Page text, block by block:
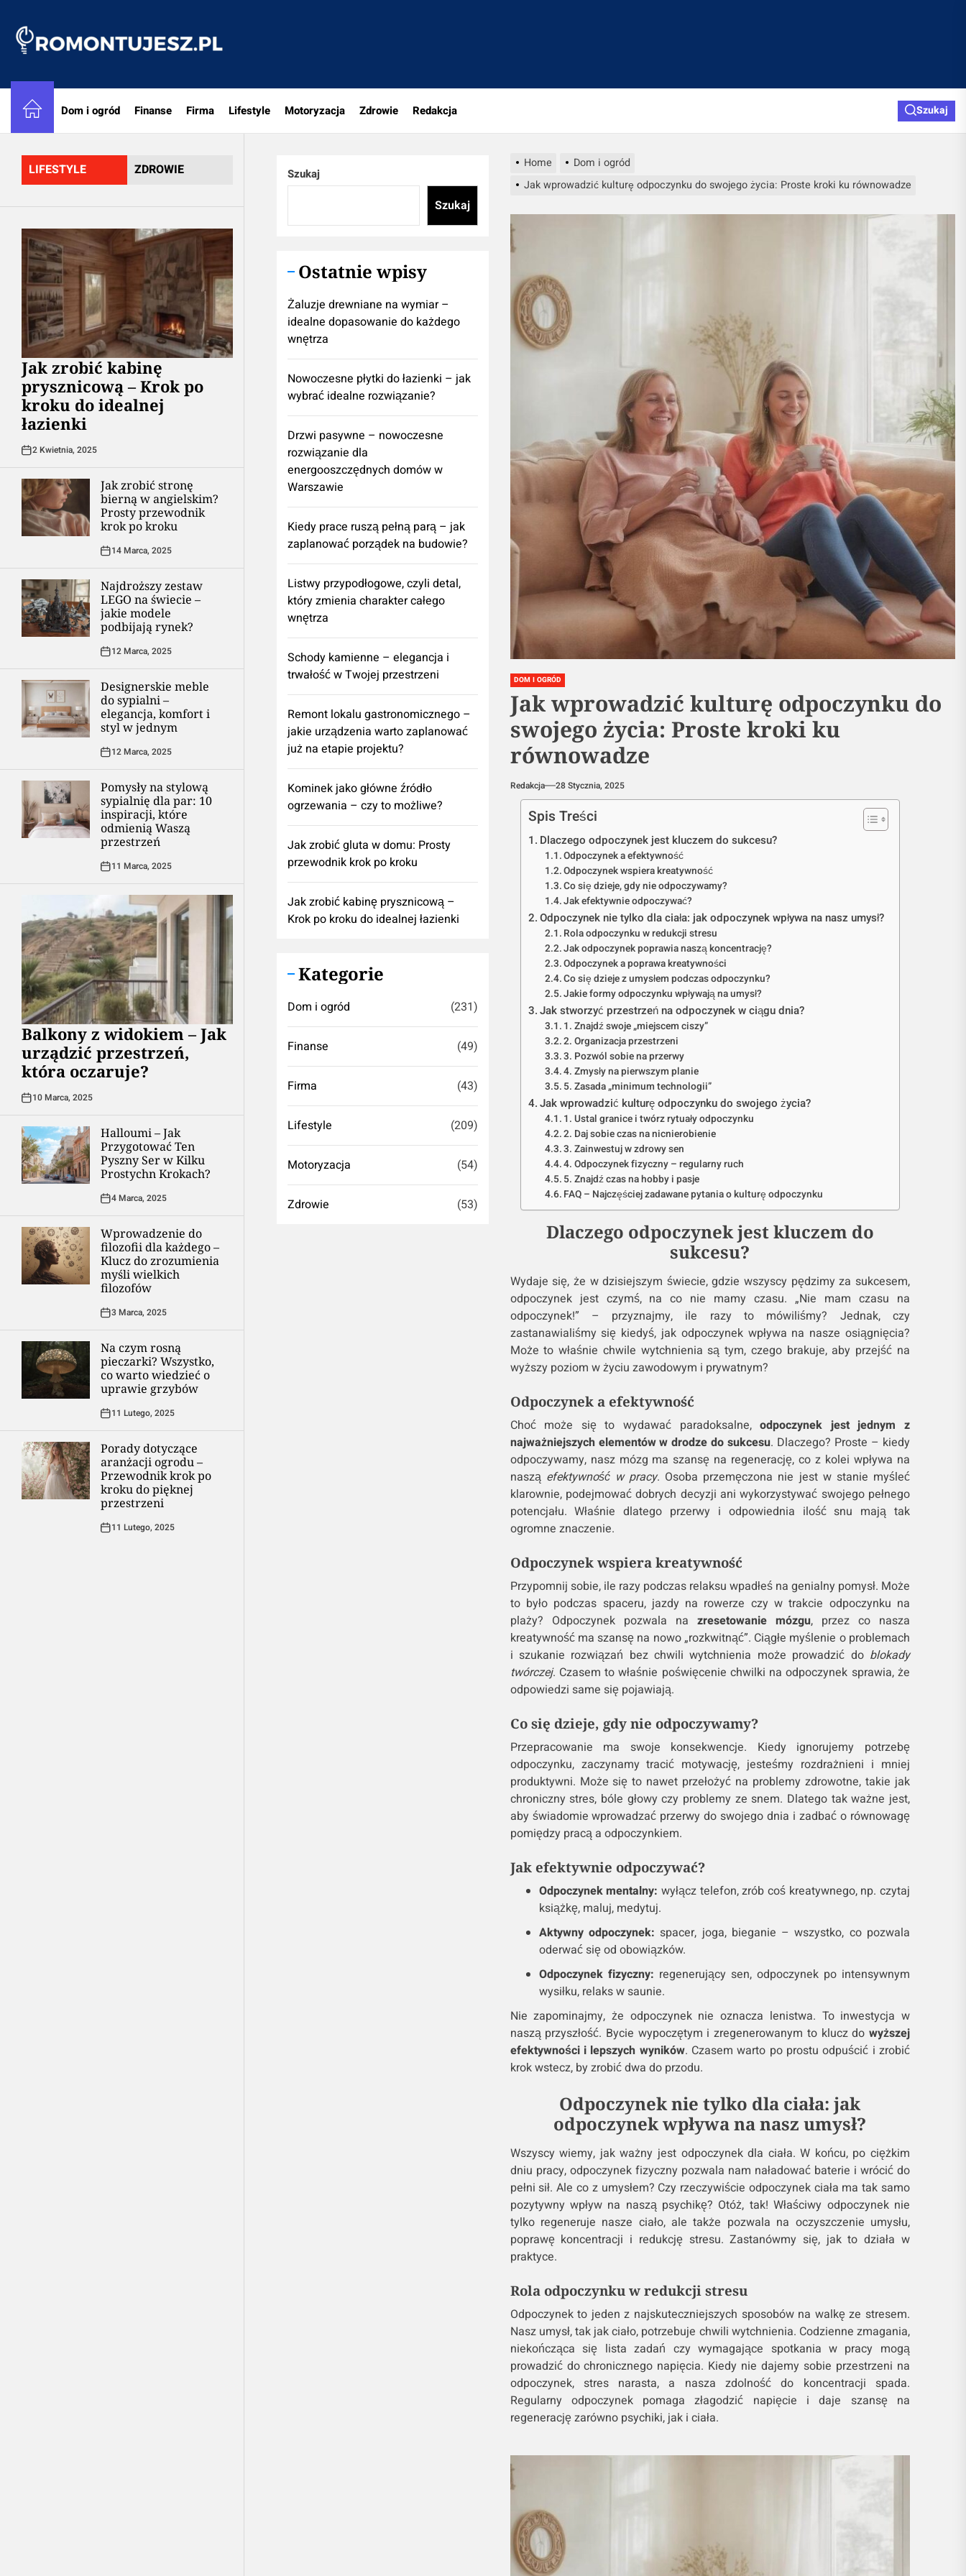
content
Dom i ogród Finanse Firma Lifestyle Motoryzacja Zdrowie Redakcja Szukaj
LIFESTYLE ZDROWIE
Jak zrobić kabinę
prysznicową – Krok po
kroku do idealnej
łazienki
2 Kwietnia, 2025
Jak zrobić stronę
bierną w angielskim?
Prosty przewodnik
krok po kroku
14 Marca, 2025
Najdroższy zestaw
LEGO na świecie –
jakie modele
podbijają rynek?
12 Marca, 2025
Designerskie meble
do sypialni –
elegancja, komfort i
styl w jednym
12 Marca, 2025
Pomysły na stylową
sypialnię dla par: 10
inspiracji, które
odmienią Waszą
przestrzeń
11 Marca, 2025
Balkony z widokiem – Jak
urządzić przestrzeń,
która oczaruje?
10 Marca, 2025
Halloumi – Jak
Przygotować Ten
Pyszny Ser w Kilku
Prostychn Krokach?
4 Marca, 2025
Wprowadzenie do
filozofii dla każdego –
Klucz do zrozumienia
myśli wielkich
filozofów
3 Marca, 2025
Na czym rosną
pieczarki? Wszystko,
co warto wiedzieć o
uprawie grzybów
11 Lutego, 2025
Porady dotyczące
aranżacji ogrodu –
Przewodnik krok po
kroku do pięknej
przestrzeni
11 Lutego, 2025
Home
Dom i ogród
Jak wprowadzić kulturę odpoczynku do swojego życia: Proste kroki ku równowadze
DOM I OGRÓD
Jak wprowadzić kulturę odpoczynku do
swojego życia: Proste kroki ku
równowadze
Redakcja 28 Stycznia, 2025
Spis Treści
Dlaczego odpoczynek jest kluczem do sukcesu?
Odpoczynek a efektywność
Odpoczynek wspiera kreatywność
Co się dzieje, gdy nie odpoczywamy?
Jak efektywnie odpoczywać?
Odpoczynek nie tylko dla ciała: jak odpoczynek wpływa na nasz umysł?
Rola odpoczynku w redukcji stresu
Jak odpoczynek poprawia naszą koncentrację?
Odpoczynek a poprawa kreatywności
Co się dzieje z umysłem podczas odpoczynku?
Jakie formy odpoczynku wpływają na umysł?
Jak stworzyć przestrzeń na odpoczynek w ciągu dnia?
1. Znajdź swoje „miejscem ciszy”
2. Organizacja przestrzeni
3. Pozwól sobie na przerwy
4. Zmysły na pierwszym planie
5. Zasada „minimum technologii”
Jak wprowadzić kulturę odpoczynku do swojego życia?
1. Ustal granice i twórz rytuały odpoczynku
2. Daj sobie czas na nicnierobienie
3. Zainwestuj w zdrowy sen
4. Odpoczynek fizyczny – regularny ruch
5. Znajdź czas na hobby i pasje
FAQ – Najczęściej zadawane pytania o kulturę odpoczynku
Dlaczego odpoczynek jest kluczem do
sukcesu?
Wydaje się, że w dzisiejszym świecie, gdzie wszyscy pędzimy za sukcesem,
odpoczynek jest czymś, na co nie mamy czasu. „Nie mam czasu na
odpoczynek!” – przyznajmy, ile razy to mówiliśmy? Jednak, czy
zastanawialiśmy się kiedyś, jak odpoczynek wpływa na nasze osiągnięcia?
Może to właśnie chwile wytchnienia są tym, czego brakuje, aby przejść na
wyższy poziom w życiu zawodowym i prywatnym?
Odpoczynek a efektywność
Choć może się to wydawać paradoksalne,odpoczynek jest jednym z
najważniejszych elementów w drodze do sukcesu. Dlaczego? Proste – kiedy
odpoczywamy, nasz mózg ma szansę na regenerację, co z kolei wpływa na
naszą efektywność w pracy. Osoba przemęczona nie jest w stanie myśleć
klarownie, podejmować dobrych decyzji ani wykorzystywać swojego pełnego
potencjału. Właśnie dlatego przerwy i odpowiednia ilość snu mają tak
ogromne znaczenie.
Odpoczynek wspiera kreatywność
Przypomnij sobie, ile razy podczas relaksu wpadłeś na genialny pomysł. Może
to było podczas spaceru, jazdy na rowerze czy w trakcie odpoczynku na
plaży? Odpoczynek pozwala na zresetowanie mózgu, przez co nasza
kreatywność ma szansę na nowo „rozkwitnąć”. Ciągłe myślenie o problemach
i szukanie rozwiązań bez chwili wytchnienia może prowadzić do blokady
twórczej. Czasem to właśnie poświęcenie chwilki na odpoczynek sprawia, że
odpowiedzi same się pojawiają.
Co się dzieje, gdy nie odpoczywamy?
Przepracowanie ma swoje konsekwencje. Kiedy ignorujemy potrzebę
odpoczynku, zaczynamy tracić motywację, jesteśmy rozdrażnieni i mniej
produktywni. Może się to nawet przełożyć na problemy zdrowotne, takie jak
chroniczny stres, bóle głowy czy problemy ze snem. Dlatego tak ważne jest,
aby świadomie wprowadzać przerwy do swojego dnia i zadbać o równowagę
pomiędzy pracą a odpoczynkiem.
Jak efektywnie odpoczywać?
Odpoczynek mentalny: wyłącz telefon, zrób coś kreatywnego, np. czytaj
książkę, maluj, medytuj.
Aktywny odpoczynek: spacer, joga, bieganie – wszystko, co pozwala
oderwać się od obowiązków.
Odpoczynek fizyczny: regenerujący sen, odpoczynek po intensywnym
wysiłku, relaks w saunie.
Nie zapominajmy, że odpoczynek nie oznacza lenistwa. To inwestycja w
naszą przyszłość. Bycie wypoczętym i zregenerowanym to klucz do wyższej
efektywności i lepszych wyników. Czasem warto po prostu odpuścić i zrobić
krok wstecz, by zrobić dwa do przodu.
Odpoczynek nie tylko dla ciała: jak
odpoczynek wpływa na nasz umysł?
Wszyscy wiemy, jak ważny jest odpoczynek dla ciała. W końcu, po ciężkim
dniu pracy, odpoczynek fizyczny pozwala nam naładować baterie i wrócić do
pełni sił. Ale co z umysłem? Czy rzeczywiście odpoczynek ciała ma tak samo
pozytywny wpływ na naszą psychikę? Otóż, tak! Właściwy odpoczynek nie
tylko regeneruje nasze ciało, ale także pozwala na oczyszczenie umysłu,
poprawę koncentracji i redukcję stresu. Zastanówmy się, jak to działa w
praktyce.
Rola odpoczynku w redukcji stresu
Odpoczynek to jeden z najskuteczniejszych sposobów na walkę ze stresem.
Nasz umysł, tak jak ciało, potrzebuje chwili wytchnienia. Codzienne zmagania,
niekończąca się lista zadań czy wymagające spotkania w pracy mogą
prowadzić do chronicznego napięcia. Kiedy nie dajemy sobie przestrzeni na
odpoczynek, stres narasta, a nasza zdolność do koncentracji spada.
Regularny odpoczynek pomaga złagodzić napięcie i daje szansę na
regenerację zarówno psychiki, jak i ciała.
Szukaj
Szukaj
Ostatnie wpisy
Żaluzje drewniane na wymiar –
idealne dopasowanie do każdego
wnętrza
Nowoczesne płytki do łazienki – jak
wybrać idealne rozwiązanie?
Drzwi pasywne – nowoczesne
rozwiązanie dla
energooszczędnych domów w
Warszawie
Kiedy prace ruszą pełną parą – jak
zaplanować porządek na budowie?
Listwy przypodłogowe, czyli detal,
który zmienia charakter całego
wnętrza
Schody kamienne – elegancja i
trwałość w Twojej przestrzeni
​Remont lokalu gastronomicznego –
jakie urządzenia warto zaplanować
już na etapie projektu?
Kominek jako główne źródło
ogrzewania – czy to możliwe?
Jak zrobić gluta w domu: Prosty
przewodnik krok po kroku
Jak zrobić kabinę prysznicową –
Krok po kroku do idealnej łazienki
Kategorie
Dom i ogród (231)
Finanse (49)
Firma (43)
Lifestyle (209)
Motoryzacja (54)
Zdrowie (53)